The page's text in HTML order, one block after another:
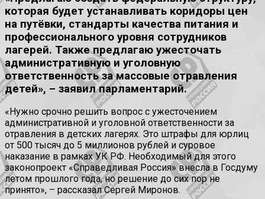
которая будет устанавливать коридоры цен
на путёвки, стандарты качества питания и
профессионального уровня сотрудников
лагерей. Также предлагаю ужесточать
административную и уголовную
ответственность за массовые отравления
детей», – заявил парламентарий.
«Нужно срочно решить вопрос с ужесточением
административной и уголовной ответственности за
отравления в детских лагерях. Это штрафы для юрлиц
от 500 тысяч до 5 миллионов рублей и суровое
наказание в рамках УК РФ. Необходимый для этого
законопроект «Справедливая Россия» внесла в Госдуму
летом прошлого года, но решение до сих пор не
принято», – рассказал Сергей Миронов.